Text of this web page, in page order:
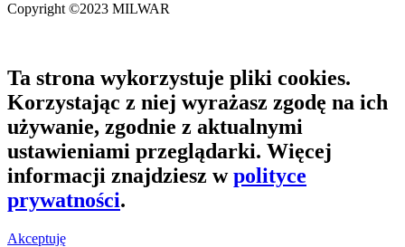
Copyright ©2023 MILWAR
Ta strona wykorzystuje pliki cookies.
Korzystając z niej wyrażasz zgodę na ich
używanie, zgodnie z aktualnymi
ustawieniami przeglądarki. Więcej
informacji znajdziesz wpolityce
prywatności.
Akceptuję